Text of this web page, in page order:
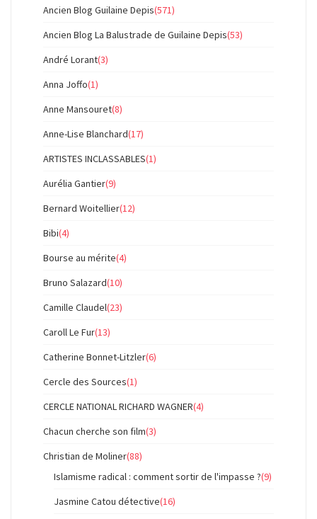
Ancien Blog Guilaine Depis(571)
Ancien Blog La Balustrade de Guilaine Depis(53)
André Lorant(3)
Anna Joffo(1)
Anne Mansouret(8)
Anne-Lise Blanchard(17)
ARTISTES INCLASSABLES(1)
Aurélia Gantier(9)
Bernard Woitellier(12)
Bibi(4)
Bourse au mérite(4)
Bruno Salazard(10)
Camille Claudel(23)
Caroll Le Fur(13)
Catherine Bonnet-Litzler(6)
Cercle des Sources(1)
CERCLE NATIONAL RICHARD WAGNER(4)
Chacun cherche son film(3)
Christian de Moliner(88)
Islamisme radical : comment sortir de l'impasse ?(9)
Jasmine Catou détective(16)